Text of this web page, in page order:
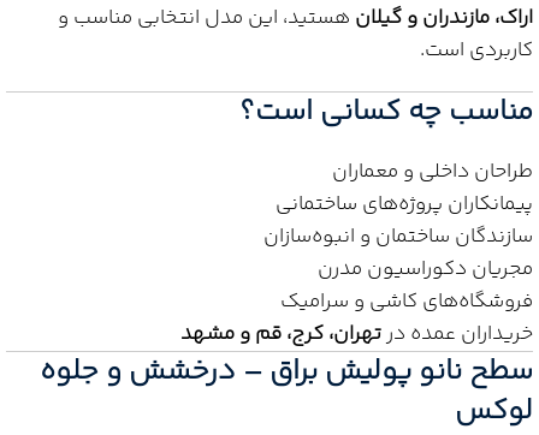
اراک، مازندران و گیلان هستید، این مدل انتخابی مناسب و
کاربردی است.
مناسب چه کسانی است؟
طراحان داخلی و معماران
پیمانکاران پروژه‌های ساختمانی
سازندگان ساختمان و انبوه‌سازان
مجریان دکوراسیون مدرن
فروشگاه‌های کاشی و سرامیک
خریداران عمده درتهران، کرج، قم و مشهد
سطح نانو پولیش براق – درخشش و جلوه
لوکس